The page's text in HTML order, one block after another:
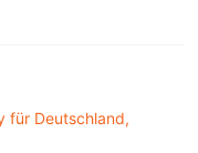
für Deutschland,